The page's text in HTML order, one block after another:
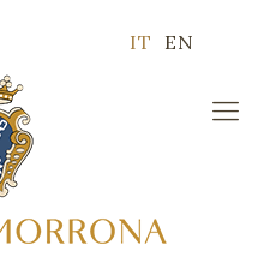
IT EN